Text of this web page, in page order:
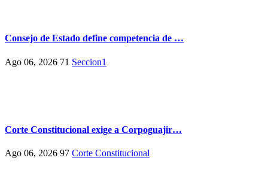
Consejo de Estado define competencia de …
Ago 06, 2026 71 Seccion1
Corte Constitucional exige a Corpoguajir…
Ago 06, 2026 97 Corte Constitucional